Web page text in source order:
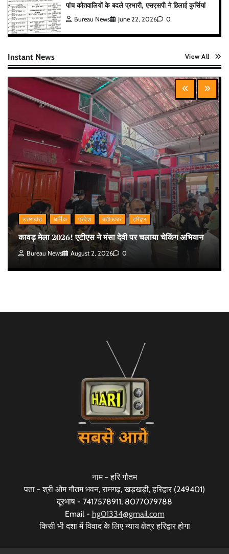
पांच कोतवालियों के बदले प्रभारी, एसएसपी ने हिलाई कुर्सियां
Bureau News June 22, 2026 0
Instant News View All
उत्तराखंड धार्मिक प्रदेश बड़ी खबर हरिद्वार
कावड़ मेला 2026! एटीएस ने मंसा देवी पर चलाया चेकिंग अभियान
Bureau News August 2, 2026 0
नाम - हरि गौतम
पता - श्री ओम गौतम भवन, रामगढ़, खड़खड़ी, हरिद्वार (249401)
दूरभाष - 7417578911, 8077079788
Email - hg01334@gmail.com
किसी भी दशा में विवाद के लिए न्याय क्षेत्र हरिद्वार होगा